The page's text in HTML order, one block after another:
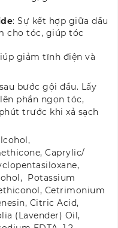
: Sự kết hợp giữa dầu
cho tóc, giúp tóc
giảm tĩnh điện và
bước gội đầu. Lấy
phần ngọn tóc,
trước khi xả sạch
Caprylic/​
Potassium
Cetrimonium
Citric Acid,
(Lavender) Oil,